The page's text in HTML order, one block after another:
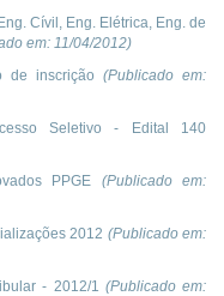
Cívil, Eng. Elétrica, Eng. de
em: 11/04/2012)
de inscrição (Publicado em:
Seletivo - Edital 140
PPGE (Publicado em:
2012 (Publicado em:
- 2012/1 (Publicado em: